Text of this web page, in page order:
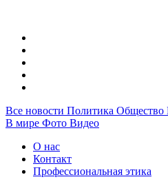
Все новости Политика Общество
В мире Фото Видео
О нас
Контакт
Профессиональная этика